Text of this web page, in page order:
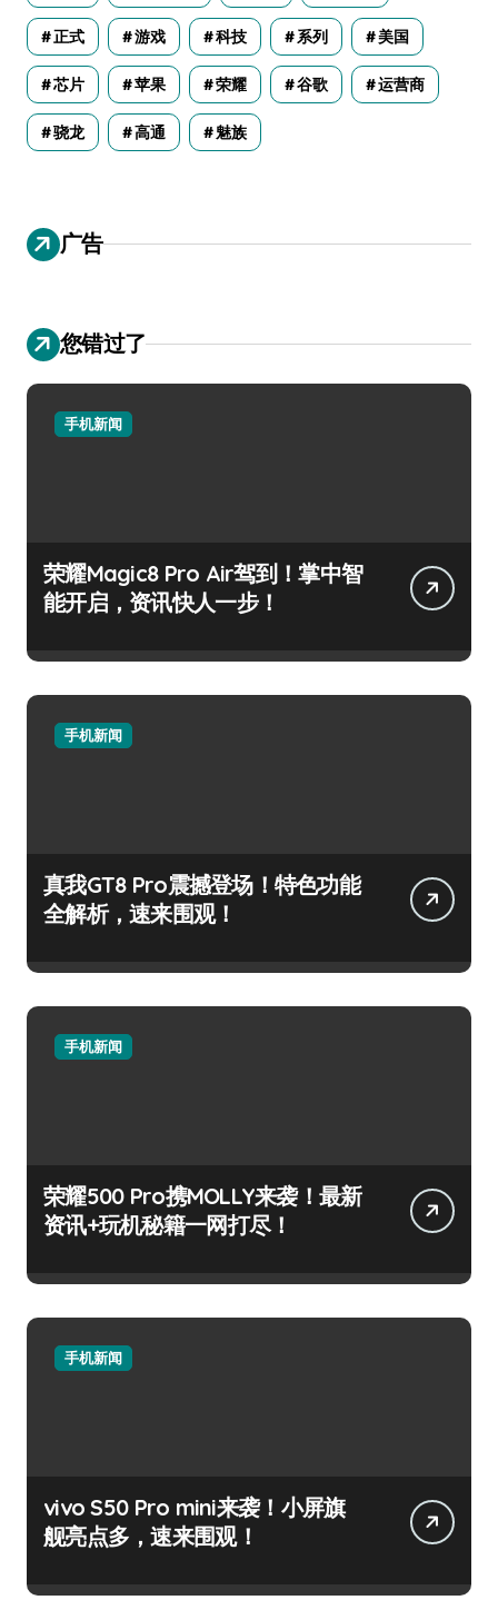
正式 游戏 科技 系列 美国
芯片 苹果 荣耀 谷歌 运营商
骁龙 高通 魅族
广告
您错过了
手机新闻
荣耀Magic8 Pro Air驾到！掌中智
能开启，资讯快人一步！
手机新闻
真我GT8 Pro震撼登场！特色功能
全解析，速来围观！
手机新闻
荣耀500 Pro携MOLLY来袭！最新
资讯+玩机秘籍一网打尽！
手机新闻
vivo S50 Pro mini来袭！小屏旗
舰亮点多，速来围观！